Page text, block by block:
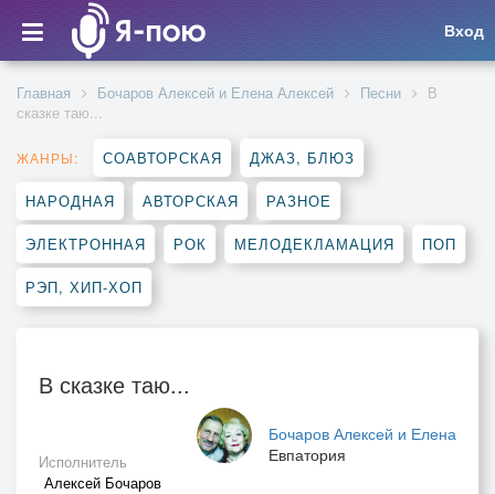
Вход
Главная Бочаров Алексей и Елена Алексей Песни
В
сказке таю...
ЖАНРЫ: СОАВТОРСКАЯ ДЖАЗ, БЛЮЗ
НАРОДНАЯ АВТОРСКАЯ РАЗНОЕ
ЭЛЕКТРОННАЯ РОК МЕЛОДЕКЛАМАЦИЯ ПОП
РЭП, ХИП-ХОП
В сказке таю...
Бочаров Алексей и Елена
Евпатория
Исполнитель
Алексей Бочаров